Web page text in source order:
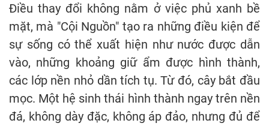
Điều thay đổi không nằm ở việc phủ xanh bề
mặt, mà "Cội Nguồn" tạo ra những điều kiện để
sự sống có thể xuất hiện như nước được dẫn
vào, những khoảng giữ ẩm được hình thành,
các lớp nền nhỏ dần tích tụ. Từ đó, cây bắt đầu
mọc. Một hệ sinh thái hình thành ngay trên nền
đá, không dày đặc, không áp đảo, nhưng đủ để